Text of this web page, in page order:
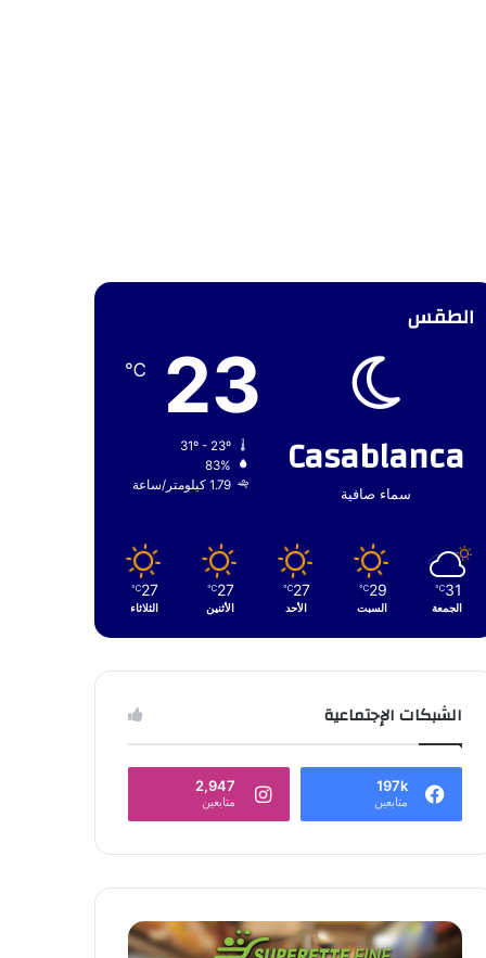
الطقس
Casablanca
سماء صافية
23
℃
83%
1.79 كيلومتر/ساعة
31
℃
الجمعة
29
℃
السبت
27
℃
الأحد
27
℃
الأثنين
27
℃
الثلاثاء
الشبكات الإجتماعية
197k
متابعين
2,947
متابعين